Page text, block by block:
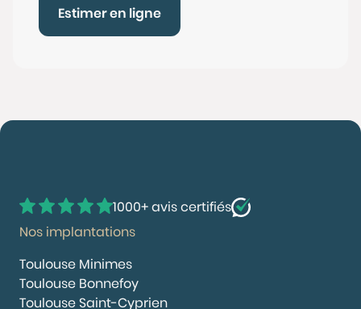
Estimer en ligne
1000+ avis certifiés
Nos implantations
Toulouse Minimes
Toulouse Bonnefoy
Toulouse Saint-Cyprien